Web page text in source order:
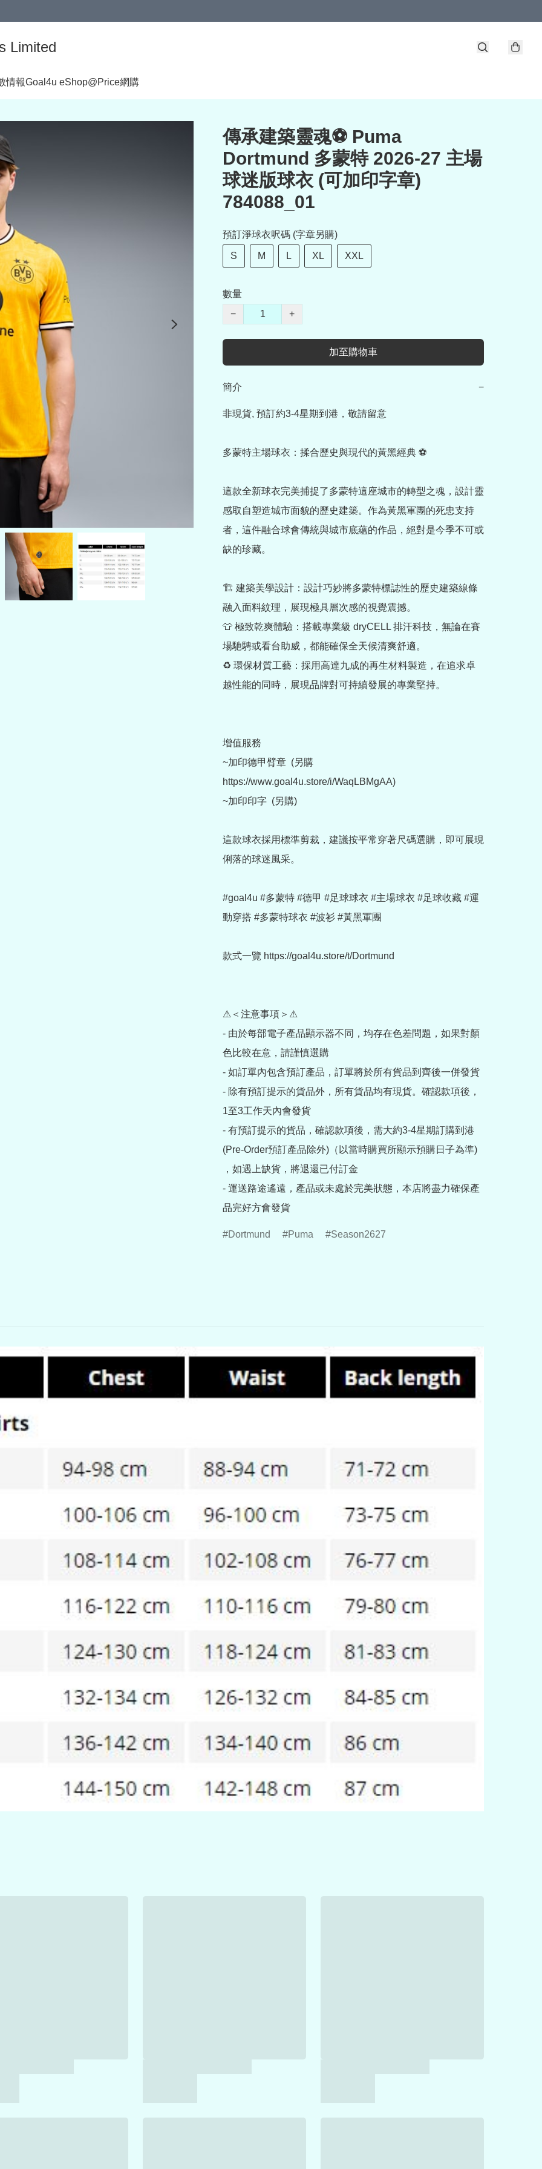
Limited
情報Goal4u eShop@Price網購
傳承建築靈魂⚽ Puma
Dortmund 多蒙特 2026-27 主場
球迷版球衣 (可加印字章)
784088_01
預訂淨球衣呎碼 (字章另購)
S M L XL XXL
數量
−
+
加至購物車
簡介 −
非現貨, 預訂約3-4星期到港，敬請留意
多蒙特主場球衣：揉合歷史與現代的黃黑經典 ⚽
這款全新球衣完美捕捉了多蒙特這座城市的轉型之魂，設計靈
感取自塑造城市面貌的歷史建築。作為黃黑軍團的死忠支持
者，這件融合球會傳統與城市底蘊的作品，絕對是今季不可或
缺的珍藏。
🏗️ 建築美學設計：設計巧妙將多蒙特標誌性的歷史建築線條
融入面料紋理，展現極具層次感的視覺震撼。
👕 極致乾爽體驗：搭載專業級 dryCELL 排汗科技，無論在賽
場馳騁或看台助威，都能確保全天候清爽舒適。
♻️ 環保材質工藝：採用高達九成的再生材料製造，在追求卓
越性能的同時，展現品牌對可持續發展的專業堅持。
增值服務
~加印德甲臂章  (另購
https://www.goal4u.store/i/WaqLBMgAA)
~加印印字  (另購)
這款球衣採用標準剪裁，建議按平常穿著尺碼選購，即可展現
俐落的球迷風采。
#goal4u #多蒙特 #德甲 #足球球衣 #主場球衣 #足球收藏 #運
動穿搭 #多蒙特球衣 #波衫 #黃黑軍團
款式一覽 https://goal4u.store/t/Dortmund
⚠＜注意事項＞⚠
- 由於每部電子產品顯示器不同，均存在色差問題，如果對顏
色比較在意，請謹慎選購
- 如訂單內包含預訂產品，訂單將於所有貨品到齊後一併發貨
- 除有預訂提示的貨品外，所有貨品均有現貨。確認款項後，
1至3工作天內會發貨
- 有預訂提示的貨品，確認款項後，需大約3-4星期訂購到港
(Pre-Order預訂產品除外)（以當時購買所顯示預購日子為準)
，如遇上缺貨，將退還已付訂金
- 運送路途遙遠，產品或未處於完美狀態，本店將盡力確保產
品完好方會發貨
Dortmund Puma Season2627